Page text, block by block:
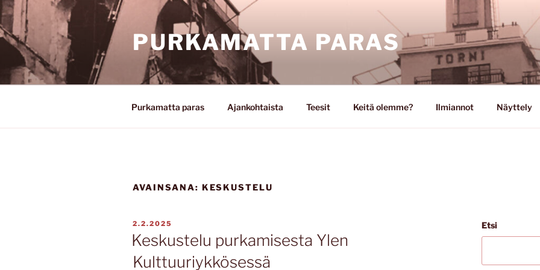
Siirry
sisältöön
PURKAMATTA PARAS
Purkamatta paras Ajankohtaista Teesit Keitä olemme? Ilmiannot Näyttely
AVAINSANA: KESKUSTELU
JULKAISTU
2.2.2025
Keskustelu purkamisesta Ylen
Kulttuuriykkösessä
Etsi